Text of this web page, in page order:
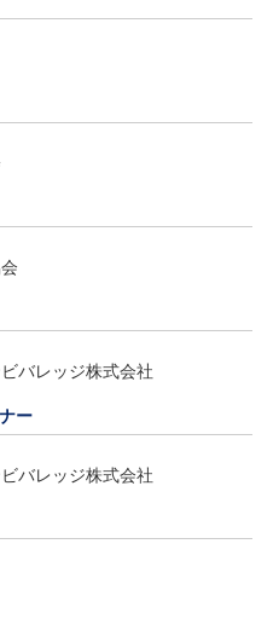
バレッジ株式会社
ー
バレッジ株式会社